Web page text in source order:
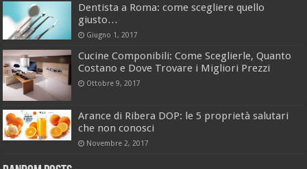
Dentista a Roma: come scegliere quello
giusto…
Giugno 1, 2017
Cucine Componibili: Come Sceglierle, Quanto
Costano e Dove Trovare i Migliori Prezzi
Ottobre 9, 2017
Arance di Ribera DOP: le 5 proprietà salutari
che non conosci
Novembre 2, 2017